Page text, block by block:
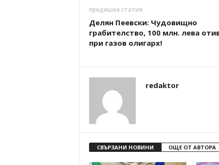
предишна статия
Делян Пеевски: Чудовищно
грабителство, 100 млн. лева
при газов олигарх!
redaktor
СВЪРЗАНИ НОВИНИ ОЩЕ ОТ АВТОРА